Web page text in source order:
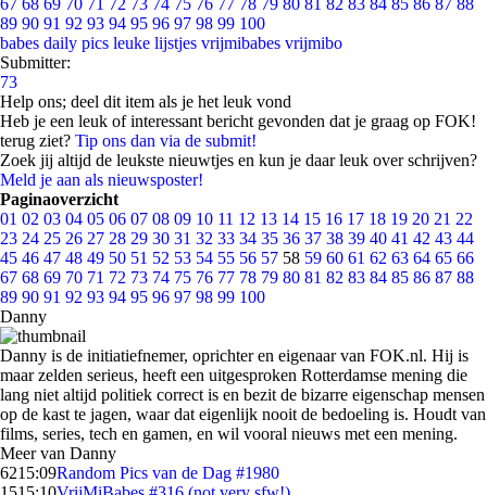
67 68 69 70 71 72 73 74 75 76 77 78 79 80 81 82 83 84 85 86 87 88
89 90 91 92 93 94 95 96 97 98 99 100
babes daily pics leuke lijstjes vrijmibabes vrijmibo
Submitter:
73
Help ons; deel dit item als je het leuk vond
Heb je een leuk of interessant bericht gevonden dat je graag op FOK!
terug ziet? Tip ons dan via de submit!
Zoek jij altijd de leukste nieuwtjes en kun je daar leuk over schrijven?
Meld je aan als nieuwsposter!
Paginaoverzicht
01 02 03 04 05 06 07 08 09 10 11 12 13 14 15 16 17 18 19 20 21 22
23 24 25 26 27 28 29 30 31 32 33 34 35 36 37 38 39 40 41 42 43 44
45 46 47 48 49 50 51 52 53 54 55 56 57 58 59 60 61 62 63 64 65 66
67 68 69 70 71 72 73 74 75 76 77 78 79 80 81 82 83 84 85 86 87 88
89 90 91 92 93 94 95 96 97 98 99 100
Danny
Danny is de initiatiefnemer, oprichter en eigenaar van FOK.nl. Hij is
maar zelden serieus, heeft een uitgesproken Rotterdamse mening die
lang niet altijd politiek correct is en bezit de bizarre eigenschap mensen
op de kast te jagen, waar dat eigenlijk nooit de bedoeling is. Houdt van
films, series, tech en gamen, en wil vooral nieuws met een mening.
Meer van Danny
6215:09Random Pics van de Dag #1980